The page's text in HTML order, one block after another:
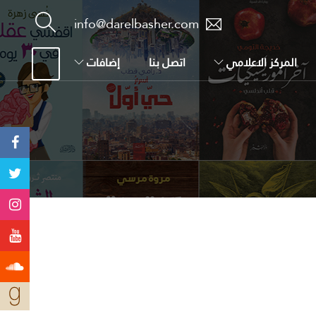
info@darelbasher.com
المركز الاعلامي اتصل بنا إضافات